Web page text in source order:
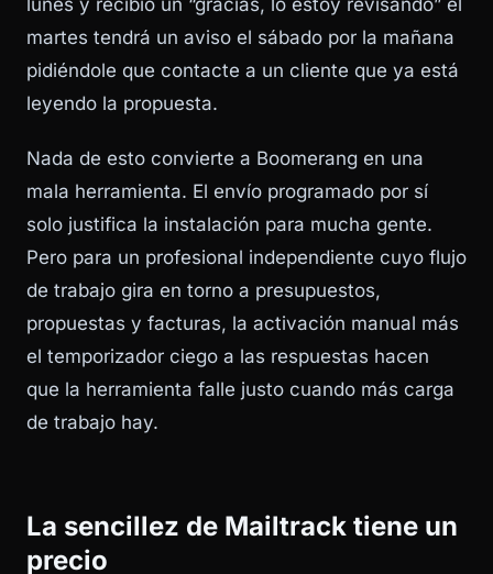
lunes y recibió un “gracias, lo estoy revisando” el
martes tendrá un aviso el sábado por la mañana
pidiéndole que contacte a un cliente que ya está
leyendo la propuesta.
Nada de esto convierte a Boomerang en una
mala herramienta. El envío programado por sí
solo justifica la instalación para mucha gente.
Pero para un profesional independiente cuyo flujo
de trabajo gira en torno a presupuestos,
propuestas y facturas, la activación manual más
el temporizador ciego a las respuestas hacen
que la herramienta falle justo cuando más carga
de trabajo hay.
La sencillez de Mailtrack tiene un
precio